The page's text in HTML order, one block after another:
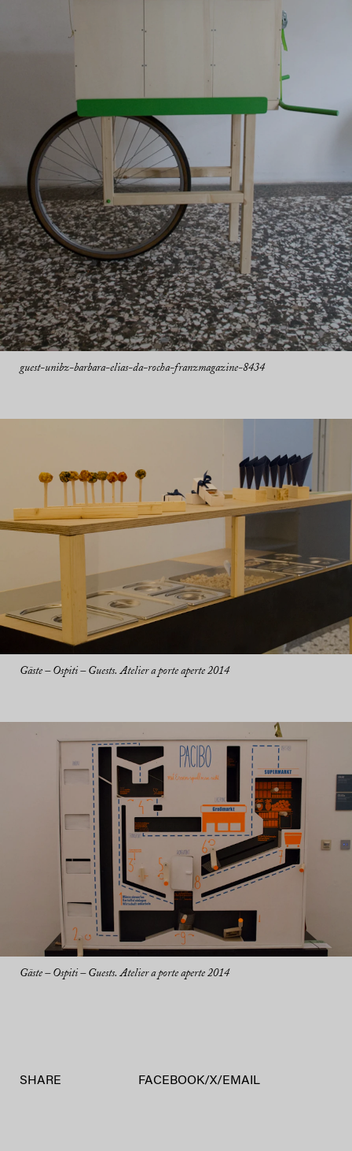
guest-unibz-barbara-elias-da-rocha-franzmagazine-8434
Gäste – Ospiti – Guests. Atelier a porte aperte 2014
Gäste – Ospiti – Guests. Atelier a porte aperte 2014
SHARE FACEBOOK/X/ EMAIL